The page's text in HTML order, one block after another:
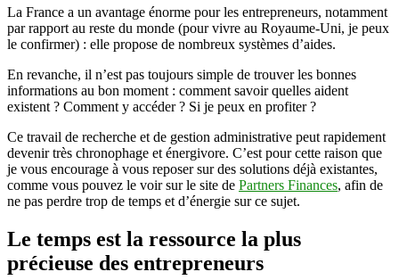
La France a un avantage énorme pour les entrepreneurs, notamment
par rapport au reste du monde (pour vivre au Royaume-Uni, je peux
le confirmer) : elle propose de nombreux systèmes d’aides.
En revanche, il n’est pas toujours simple de trouver les bonnes
informations au bon moment : comment savoir quelles aident
existent ? Comment y accéder ? Si je peux en profiter ?
Ce travail de recherche et de gestion administrative peut rapidement
devenir très chronophage et énergivore. C’est pour cette raison que
je vous encourage à vous reposer sur des solutions déjà existantes,
comme vous pouvez le voir sur le site de Partners Finances, afin de
ne pas perdre trop de temps et d’énergie sur ce sujet.
Le temps est la ressource la plus
précieuse des entrepreneurs